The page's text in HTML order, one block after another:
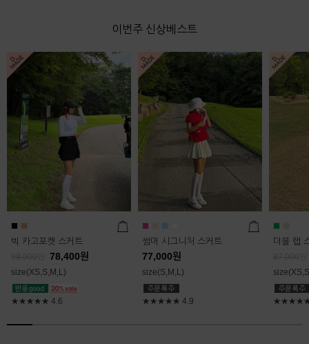
이번주 신상베스트
빅 카고포켓 스커트
78,400원
size(XS,S,M,L)
★★★★★ 4.6
썸머 시그니처 스커트
77,000원
size(S,M,L)
★★★★★ 4.9
더블 랩